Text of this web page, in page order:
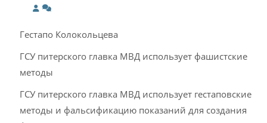
Гестапо Колокольцева
ГСУ питерского главка МВД использует фашистские
методы
ГСУ питерского главка МВД использует гестаповские
методы и фальсификацию показаний для создания